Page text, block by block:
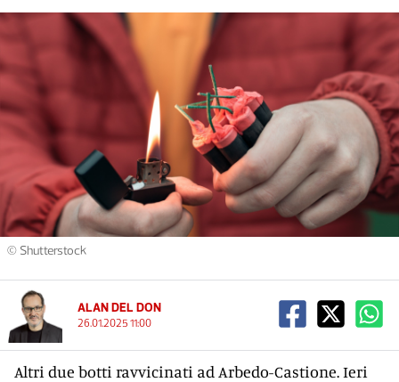
© Shutterstock
ALAN DEL DON
26.01.2025 11:00
Altri due botti ravvicinati ad Arbedo-Castione. Ieri